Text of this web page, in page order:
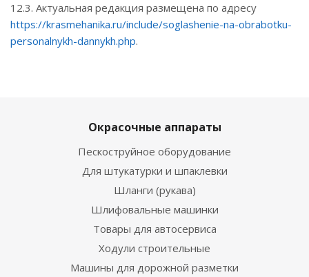
12.3. Актуальная редакция размещена по адресу
https://krasmehanika.ru/include/soglashenie-na-obrabotku-
personalnykh-dannykh.php.
Окрасочные аппараты
Пескоструйное оборудование
Для штукатурки и шпаклевки
Шланги (рукава)
Шлифовальные машинки
Товары для автосервиса
Ходули строительные
Машины для дорожной разметки